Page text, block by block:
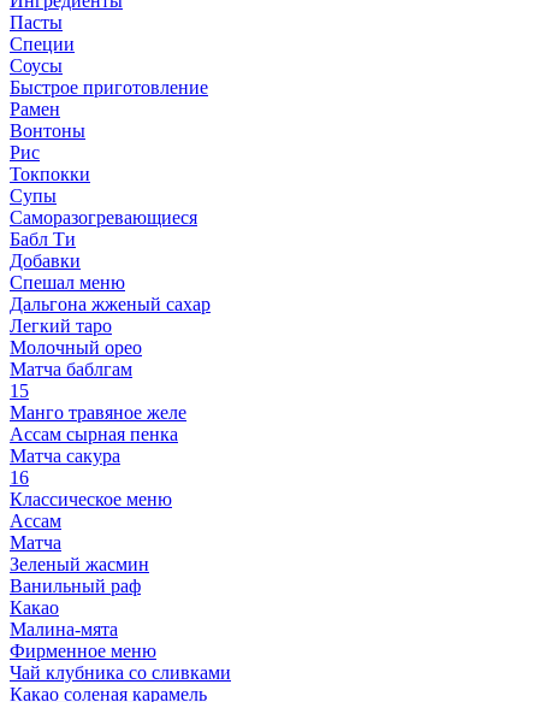
Пасты
Специи
Соусы
Быстрое приготовление
Рамен
Вонтоны
Рис
Токпокки
Супы
Саморазогревающиеся
Бабл Ти
Добавки
Спешал меню
Дальгона жженый сахар
Легкий таро
Молочный орео
Матча баблгам
15
Манго травяное желе
Ассам сырная пенка
Матча сакура
16
Классическое меню
Ассам
Матча
Зеленый жасмин
Ванильный раф
Какао
Малина-мята
Фирменное меню
Чай клубника со сливками
Какао соленая карамель